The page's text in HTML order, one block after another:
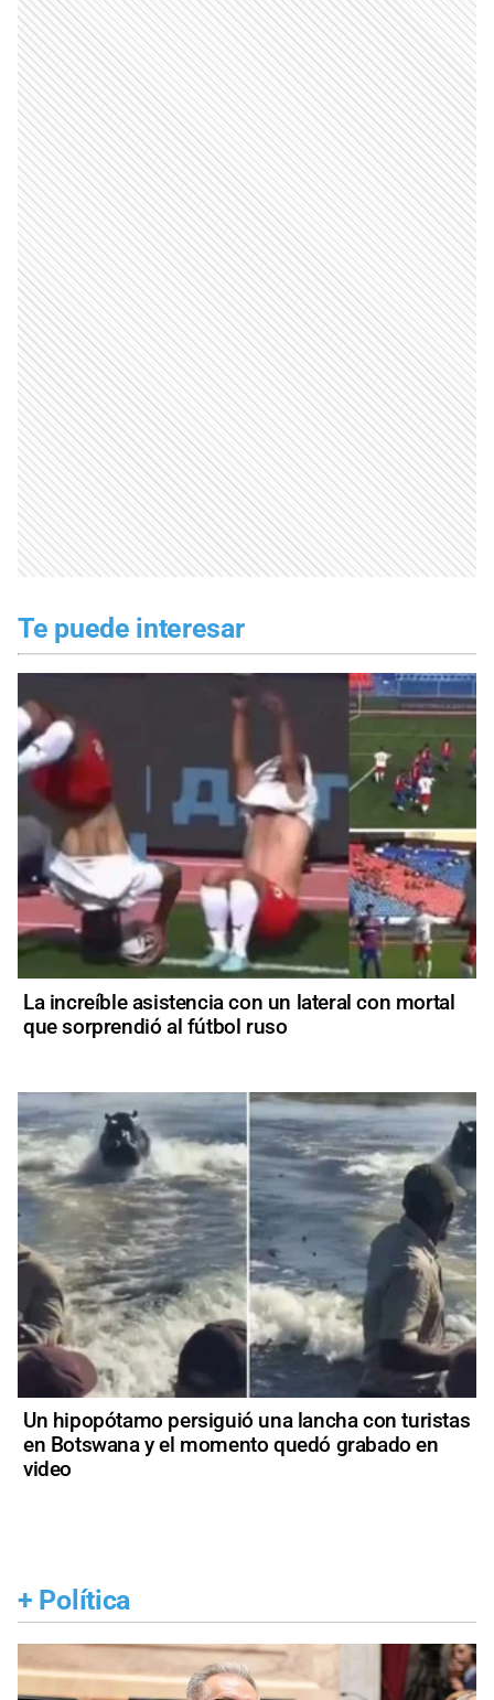
Te puede interesar
La increíble asistencia con un lateral con mortal
que sorprendió al fútbol ruso
Un hipopótamo persiguió una lancha con turistas
en Botswana y el momento quedó grabado en
video
+ Política